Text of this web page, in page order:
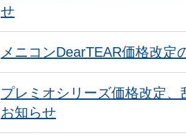
せ
メニコンDearTEAR価格改定
プレミオシリーズ価格改定
お知らせ